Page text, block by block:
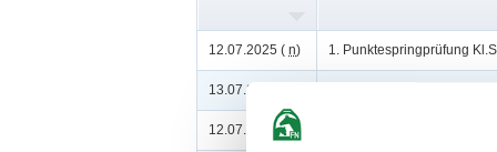
12.07.2025 ( n) 1. Punktespringprüfung
13.07.2025 (
12.07.2025 (n)